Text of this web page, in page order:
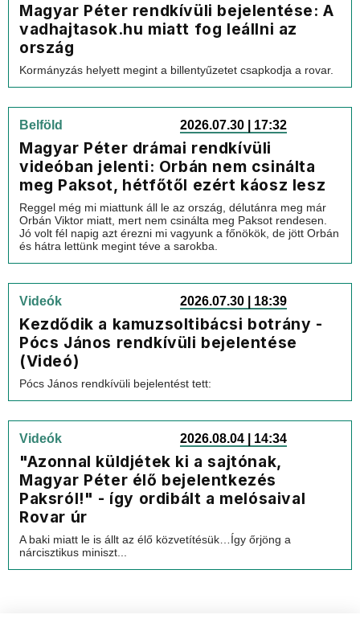
Magyar Péter rendkívüli bejelentése: A
vadhajtasok.hu miatt fog leállni az
ország
Kormányzás helyett megint a billentyűzetet csapkodja a rovar.
Belföld 2026.07.30 | 17:32
Magyar Péter drámai rendkívüli
videóban jelenti: Orbán nem csinálta
meg Paksot, hétfőtől ezért káosz lesz
Reggel még mi miattunk áll le az ország, délutánra meg már
Orbán Viktor miatt, mert nem csinálta meg Paksot rendesen.
Jó volt fél napig azt érezni mi vagyunk a főnökök, de jött Orbán
és hátra lettünk megint téve a sarokba.
Videók 2026.07.30 | 18:39
Kezdődik a kamuzsoltibácsi botrány -
Pócs János rendkívüli bejelentése
(Videó)
Pócs János rendkívüli bejelentést tett:
Videók 2026.08.04 | 14:34
"Azonnal küldjétek ki a sajtónak,
Magyar Péter élő bejelentkezés
Paksról!" - így ordibált a melósaival
Rovar úr
A baki miatt le is állt az élő közvetítésük…Így őrjöng a
nárcisztikus miniszt...